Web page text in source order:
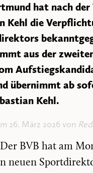
hat nach der
Kehl die
aus der
übernimmt ab
Kehl.
26. März 2026 von
BVB hat am
neuen